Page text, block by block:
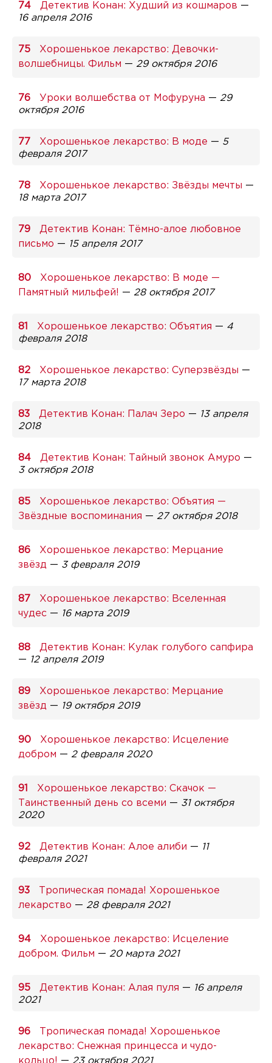
Детектив Конан: Худший из кошмаров —
16 апреля 2016
Хорошенькое лекарство: Девочки-
волшебницы. Фильм — 29 октября 2016
Уроки волшебства от Мофуруна — 29
октября 2016
Хорошенькое лекарство: В моде — 5
февраля 2017
Хорошенькое лекарство: Звёзды мечты —
18 марта 2017
Детектив Конан: Тёмно-алое любовное
письмо — 15 апреля 2017
Хорошенькое лекарство: В моде —
Памятный мильфей! — 28 октября 2017
Хорошенькое лекарство: Объятия — 4
февраля 2018
Хорошенькое лекарство: Суперзвёзды —
17 марта 2018
Детектив Конан: Палач Зеро — 13 апреля
2018
Детектив Конан: Тайный звонок Амуро —
3 октября 2018
Хорошенькое лекарство: Объятия —
Звёздные воспоминания — 27 октября 2018
Хорошенькое лекарство: Мерцание
звёзд — 3 февраля 2019
Хорошенькое лекарство: Вселенная
чудес — 16 марта 2019
Детектив Конан: Кулак голубого сапфира
— 12 апреля 2019
Хорошенькое лекарство: Мерцание
звёзд — 19 октября 2019
Хорошенькое лекарство: Исцеление
добром — 2 февраля 2020
Хорошенькое лекарство: Скачок —
Таинственный день со всеми — 31 октября
2020
Детектив Конан: Алое алиби — 11
февраля 2021
Тропическая помада! Хорошенькое
лекарство — 28 февраля 2021
Хорошенькое лекарство: Исцеление
добром. Фильм — 20 марта 2021
Детектив Конан: Алая пуля — 16 апреля
2021
Тропическая помада! Хорошенькое
лекарство: Снежная принцесса и чудо-
кольцо! — 23 октября 2021